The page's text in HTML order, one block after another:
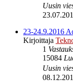
Uusin
23-24.9.2016
Kirjoittaja
1
15084
Uusin